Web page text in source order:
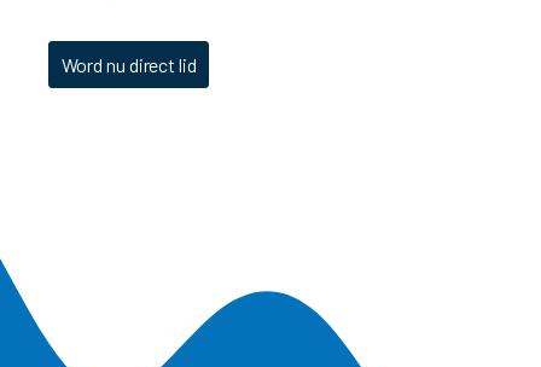
Word nu direct lid